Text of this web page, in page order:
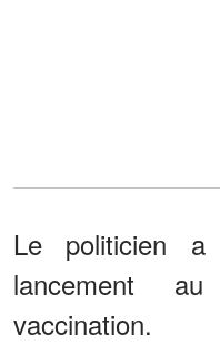
Le politicien a
lancement
vaccination.